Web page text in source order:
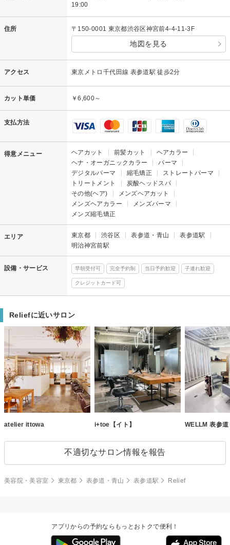
19:00
住所 〒150-0001 東京都渋谷区神宮前4-4-11-3F
地図を見る
アクセス 東京メトロ千代田線 表参道駅 徒歩2分
カット単価 ￥6,600～
支払方法
得意メニュー ヘアカット 前髪カット
ヘアカラー
ヘナ・オーガニックカラー
パーマ
デジタルパーマ
縮毛矯正
ストレートパーマ
トリートメント
炭酸ヘッドスパ
その他(ヘア)
メンズヘアカット
メンズヘアカラー
メンズパーマ
メンズ縮毛矯正
エリア 東京都 渋谷区 表参道・青山
表参道駅
明治神宮前駅
設備・サービス 早朝受付可 完全予約制 当日予約歓迎 子連れ歓迎
クレジットカード可
Reliefに近いサロン
atelier ittowa i+toe【イト】 WELLM 表参
不適切なサロン情報を報告
美容院・美容室 東京都 表参道・青山 表参道駅 Relief
アプリからの予約ならもっとおトクで便利！